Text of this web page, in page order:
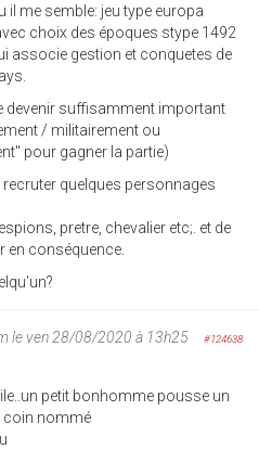
il me semble: jeu type europa
choix des époques stype 1492
associe gestion et conquetes de
devenir suffisamment important
/ militairement ou
pour gagner la partie)
quelques personnages
pretre, chevalier etc;. et de
en conséquence.
le ven 28/08/2020 à 13h25 #124638
petit bonhomme pousse un
coin nommé